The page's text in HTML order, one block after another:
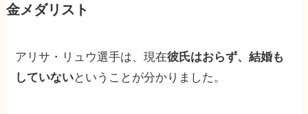
金メダリスト
アリサ・リュウ選手は、現在彼氏はおらず、結婚も
していないということが分かりました。